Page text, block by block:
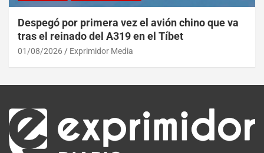
Despegó por primera vez el avión chino que va
tras el reinado del A319 en el Tíbet
01/08/2026 Exprimidor Media